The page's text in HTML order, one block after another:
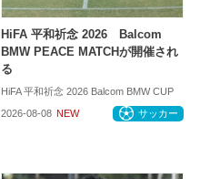
HiFA 平和祈念 2026 Balcom
BMW PEACE MATCHが開催され
る
HiFA 平和祈念 2026 Balcom BMW CUP
2026-08-08 NEW サッカー